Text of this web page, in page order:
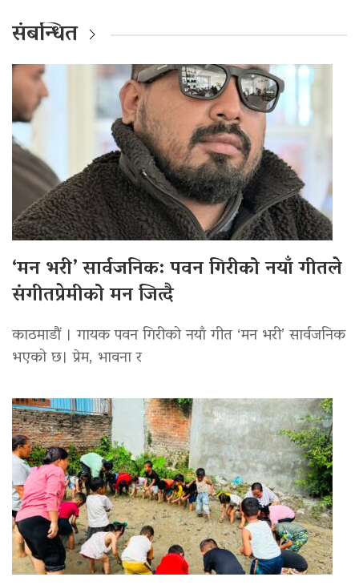
संबन्धित
‘मन भरी’ सार्वजनिक: पवन गिरीको नयाँ गीतले
संगीतप्रेमीको मन जित्दै
काठमाडौं । गायक पवन गिरीको नयाँ गीत ‘मन भरी’ सार्वजनिक
भएको छ। प्रेम, भावना र